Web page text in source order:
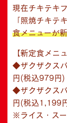
現在チキテキ
「照焼チキテ
食メニューが
【新定食メニュ
◆ザクザクス
円(税込979円)
◆ザクザクス
円(税込1,199
※ライス・ス